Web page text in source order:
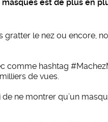
est de plus en
gratter le nez ou encore,
comme hashtag
de vues.
ne montrer qu’un